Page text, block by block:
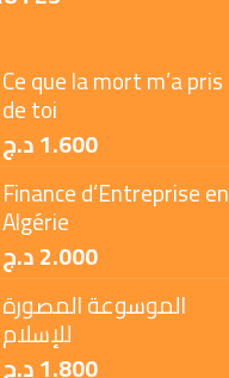
Ce que la mort m’a pris
de toi
1.600د.ج
Finance d’Entreprise en
Algérie
2.000د.ج
الموسوعة المصورة
للإسلام
1.800د.ج